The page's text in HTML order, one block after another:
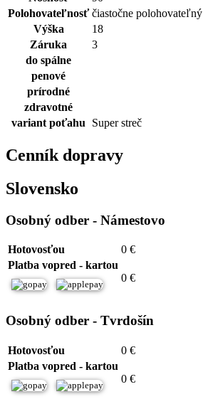
Polohovateľnosť čiastočne polohovateľný
Výška
18
Záruka
3
do spálne
penové
prírodné
zdravotné
variant poťahu
Super streč
Cenník dopravy
Slovensko
Osobný odber - Námestovo
Hotovosťou
0 €
Platba vopred - kartou
0 €
Osobný odber - Tvrdošín
Hotovosťou
0 €
Platba vopred - kartou
0 €